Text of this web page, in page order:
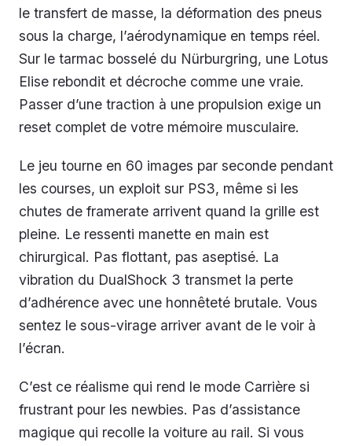
le transfert de masse, la déformation des pneus
sous la charge, l’aérodynamique en temps réel.
Sur le tarmac bosselé du Nürburgring, une Lotus
Elise rebondit et décroche comme une vraie.
Passer d’une traction à une propulsion exige un
reset complet de votre mémoire musculaire.
Le jeu tourne en 60 images par seconde pendant
les courses, un exploit sur PS3, même si les
chutes de framerate arrivent quand la grille est
pleine. Le ressenti manette en main est
chirurgical. Pas flottant, pas aseptisé. La
vibration du DualShock 3 transmet la perte
d’adhérence avec une honnêteté brutale. Vous
sentez le sous-virage arriver avant de le voir à
l’écran.
C’est ce réalisme qui rend le mode Carrière si
frustrant pour les newbies. Pas d’assistance
magique qui recolle la voiture au rail. Si vous